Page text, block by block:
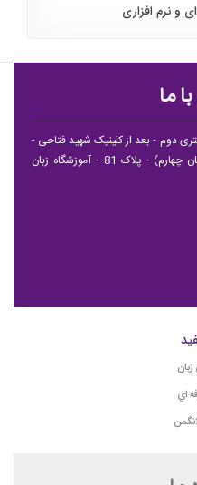
و نرم افزاری
ما
دوم - بعد از کلینیک شهید فتاحی -
نبش خیابان شهید منصوری(خیابان چهارم) - پلاک 81 - آموزشگاه زبان
اي